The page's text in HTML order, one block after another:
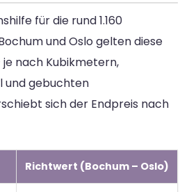
für die rund 1.160
und Oslo gelten diese
nach Kubikmetern,
und gebuchten
sich der Endpreis nach
Richtwert (Bochum – Oslo)